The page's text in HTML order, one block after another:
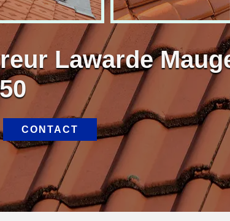
Lawarde
CONTACT